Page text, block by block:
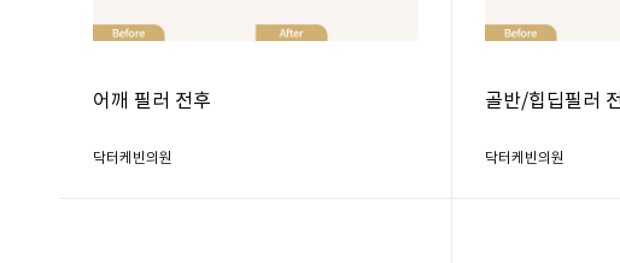
어깨 필러 전후
닥터케빈의원
골반/힙딥필러
닥터케빈의원